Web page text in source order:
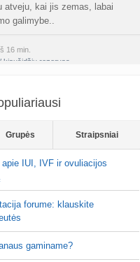
atveju, kai jis zemas, labai
galimybe..
16 min.
kiaušidžių rezervas
Nes kiausialasciu ki…
16 min.
paklaida, nuo 0.49 iki 1.03, nu
stimuliacijas su 3 skirtingais
visada auga…
Grupės Straipsniai
IUI, IVF ir ovuliacijos
forume: klauskite
gaminame?